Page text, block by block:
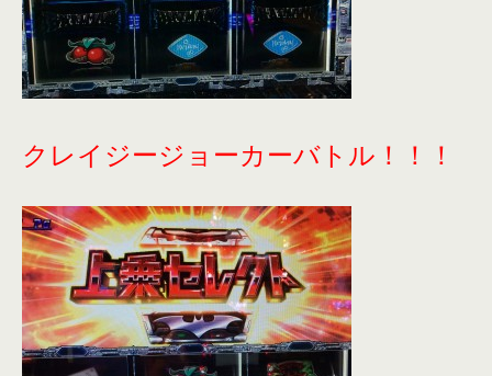
クレイジージョーカーバトル！！！